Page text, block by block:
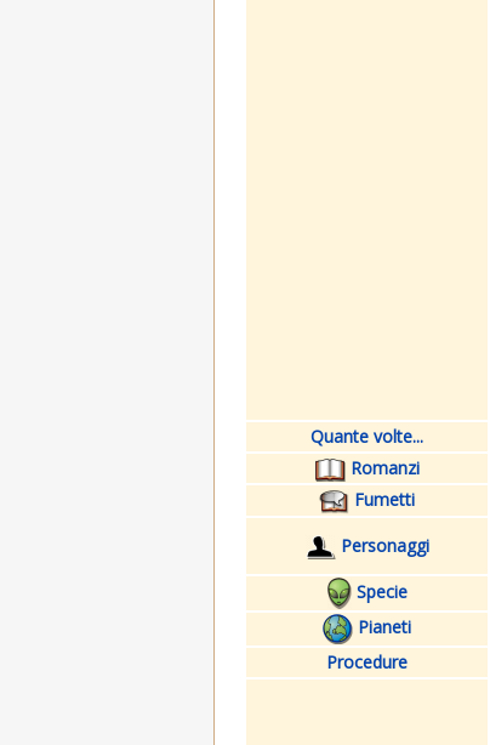
Quante volte...
Romanzi
Fumetti
Personaggi
Specie
Pianeti
Procedure